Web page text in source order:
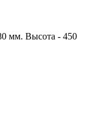
мм. Высота - 450